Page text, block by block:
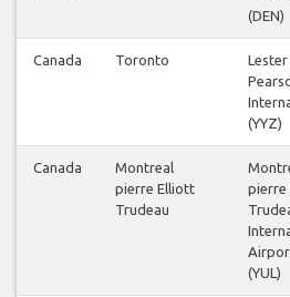
(DEN)
Canada Toronto
Lester
(YYZ)
Canada
Montreal
pierre Elliott
Trudeau
pierre
(YUL)